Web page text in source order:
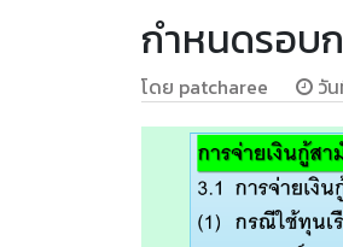
กำหนดรอบ
โดย patcharee วั